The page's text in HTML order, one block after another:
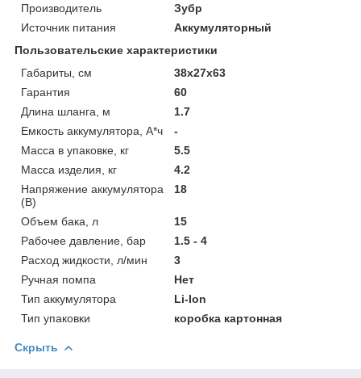
Производитель
Зубр
Источник питания
Аккумуляторный
Пользовательские характеристики
Габариты, см
38x27x63
Гарантия
60
Длина шланга, м
1.7
Емкость аккумулятора, А*ч
-
Масса в упаковке, кг
5.5
Масса изделия, кг
4.2
Напряжение аккумулятора
(В)
18
Объем бака, л
15
Рабочее давление, бар
1.5 - 4
Расход жидкости, л/мин
3
Ручная помпа
Нет
Тип аккумулятора
Li-Ion
Тип упаковки
коробка картонная
Скрыть